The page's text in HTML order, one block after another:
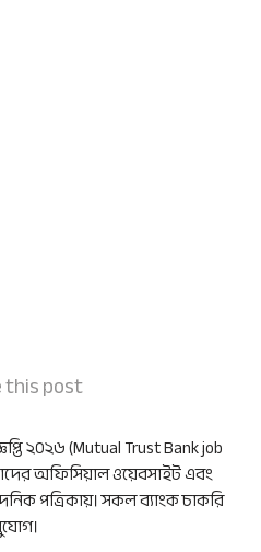
this post
২০২৬ (Mutual Trust Bank job
অফিসিয়াল ওয়েবসাইট এবং
পত্রিকায়। সকল ব্যাংক চাকরি